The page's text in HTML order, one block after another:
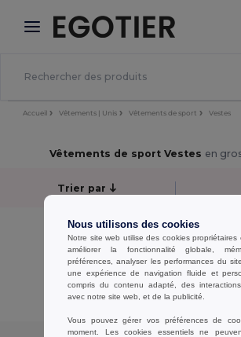
× Appli Egotier
Meilleurs prix sur l’app !
Accueil Vêtements | Unis Vêtements de sport Vestes
Vêtements de sport Vestes en
Trier par
Aucun résultat.
Aucun résultat.
Affichage De Tous Les
Nous utilisons des cookies
Notre site web utilise des cookies propriétaires
améliorer la fonctionnalité globale,
préférences, analyser les performances du
une expérience de navigation fluide et
compris du contenu adapté, des
avec notre site web, et de la publicité.
Vous pouvez gérer vos préférences de
moment. Les cookies essentiels ne